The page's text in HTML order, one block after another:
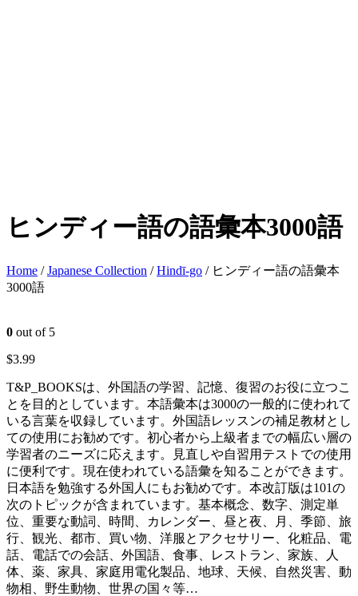
ヒンディー語の語彙本3000語
Home /Japanese Collection /Hindī-go / ヒンディー語の語彙本
3000語
0 out of 5
$3.99
T&P_BOOKSは、外国語の学習、記憶、復習のお役に立つこ
とを目的としています。本語彙本は3000の一般的に使われて
いる言葉を収録しています。外国語レッスンの補足教材とし
ての使用にお勧めです。初心者から上級者までの幅広い層の
学習者のニーズに応えます。見直しや自習用テストでの使用
に便利です。現在使われている語彙を知ることができます。
日本語を勉強する外国人にもお勧めです。本改訂版は101の
次のトピックが含まれています。基本概念、数字、測定単
位、重要な動詞、時間、カレンダー、昼と夜、月、季節、旅
行、観光、都市、買い物、洋服とアクセサリー、化粧品、電
話、電話での会話、外国語、食事、レストラン、家族、人
体、薬、家具、家庭用電化製品、地球、天候、自然災害、動
物相、野生動物、世界の国々等…